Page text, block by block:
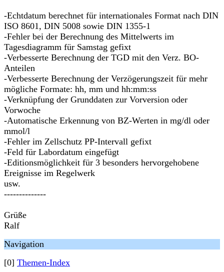
-Echtdatum berechnet für internationales Format nach DIN
ISO 8601, DIN 5008 sowie DIN 1355-1
-Fehler bei der Berechnung des Mittelwerts im
Tagesdiagramm für Samstag gefixt
-Verbesserte Berechnung der TGD mit den Verz. BO-
Anteilen
-Verbesserte Berechnung der Verzögerungszeit für mehr
mögliche Formate: hh, mm und hh:mm:ss
-Verknüpfung der Grunddaten zur Vorversion oder
Vorwoche
-Automatische Erkennung von BZ-Werten in mg/dl oder
mmol/l
-Fehler im Zellschutz PP-Intervall gefixt
-Feld für Labordatum eingefügt
-Editionsmöglichkeit für 3 besonders hervorgehobene
Ereignisse im Regelwerk
usw.
--------------
Grüße
Ralf
Navigation
[0] Themen-Index